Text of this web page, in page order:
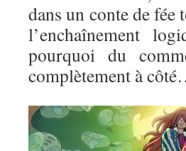
dans un conte de fée
l’enchaînement
pourquoi du
complètement à